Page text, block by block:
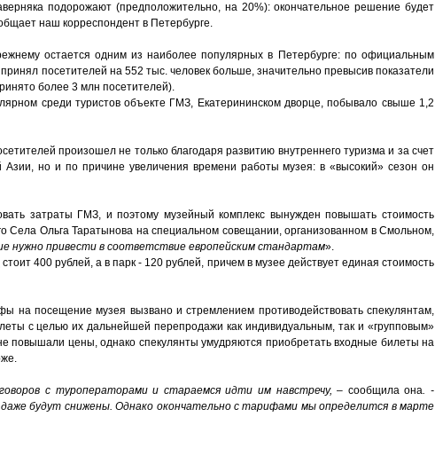
подорожают (предположительно, на 20%): окончательное решение будет
наш корреспондент в Петербурге.
остается одним из наиболее популярных в Петербурге: по официальным
посетителей на 552 тыс. человек больше, значительно превысив показатели
более 3 млн посетителей).
среди туристов объекте ГМЗ, Екатерининском дворце, побывало свыше 1,2
произошел не только благодаря развитию внутреннего туризма и за счет
Азии, но и по причине увеличения времени работы музея: в «высокий» сезон он
затраты ГМЗ, и поэтому музейный комплекс вынужден повышать стоимость
Села Ольга Таратынова на специальном совещании, организованном в Смольном,
нужно привести в соответствие европейским стандартам».
400 рублей, а в парк - 120 рублей, причем в музее действует единая стоимость
на посещение музея вызвано и стремлением противодействовать спекулянтам,
с целью их дальнейшей перепродажи как индивидуальным, так и «групповым»
повышали цены, однако спекулянты умудряются приобретать входные билеты на
с туроператорами и стараемся идти им навстречу,– сообщила она. -
будут снижены. Однако окончательно с тарифами мы определится в марте